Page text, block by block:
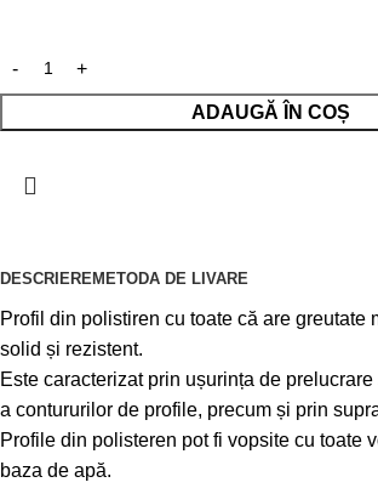
ADAUGĂ ÎN COȘ
DESCRIERE METODA DE LIVARE
Profil din polistiren cu toate că are greutate
solid și rezistent.
Este caracterizat prin ușurința de
a contururilor de profile, precum și prin
Profile din polisteren pot fi vopsite cu toate
baza de apă.